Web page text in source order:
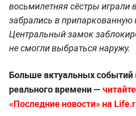
восьмилетняя сёстры играли
забрались в припаркованную
Центральный замок
не смогли выбраться наружу.
Больше актуальных
реального времени —
«Последние новости» на